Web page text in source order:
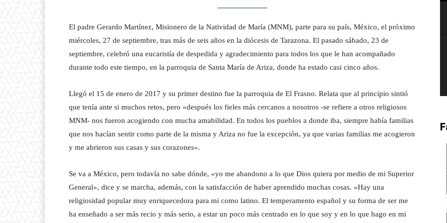
El padre Gerardo Martínez, Misionero de la Natividad de María (MNM), parte para su país, México, el próximo
miércoles, 27 de septiembre, tras más de seis años en la diócesis de Tarazona. El pasado sábado, 23 de
septiembre, celebró una eucaristía de despedida y agradecimiento para todos los que le han acompañado
durante todo este tiempo, en la parroquia de Santa María de Ariza, donde ha estado casi cinco años.
Llegó el 15 de enero de 2017 y su primer destino fue la parroquia de El Frasno. Relata que al principio sintió
que tenía ante si muchos retos, pero «después los fieles más cercanos a nosotros -se refiere a otros religiosos
MNM- nos fueron acogiendo con mucha amabilidad. En todos los pueblos a donde iba, siempre había familias
que nos hacían sentir como parte de la misma y Ariza no fue la excepción, ya que varias familias me acogieron
y me abrieron sus casas y sus corazones».
Se va a México, pero todavía no sabe dónde, «yo me abandono a lo que Dios quiera por medio de mi Superior
General», dice y se marcha, además, con la satisfacción de haber aprendido muchas cosas. «Hay una
religiosidad popular muy enriquecedora para mi como latino. El temperamento español y su forma de ser me
ha enseñado a ser más recio y más serio, a estar un poco más centrado en lo que soy y en lo que hago en mi